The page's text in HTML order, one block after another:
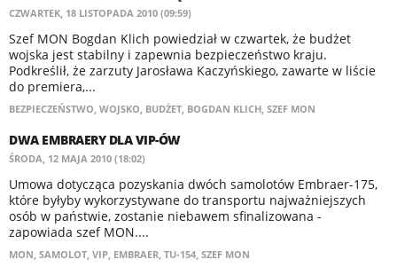
CZWARTEK, 18 LISTOPADA 2010 (09:59)
Szef MON Bogdan Klich powiedział w czwartek, że budżet
wojska jest stabilny i zapewnia bezpieczeństwo kraju.
Podkreślił, że zarzuty Jarosława Kaczyńskiego, zawarte w liście
do premiera,...
BEZPIECZEŃSTWO, WOJSKO, BUDŻET, BOGDAN KLICH, SZEF MON
DWA EMBRAERY DLA VIP-ÓW
ŚRODA, 12 MAJA 2010 (18:02)
Umowa dotycząca pozyskania dwóch samolotów Embraer-175,
które byłyby wykorzystywane do transportu najważniejszych
osób w państwie, zostanie niebawem sfinalizowana -
zapowiada szef MON....
MON, SAMOLOT, VIP, EMBRAER, TU-154, SZEF MON